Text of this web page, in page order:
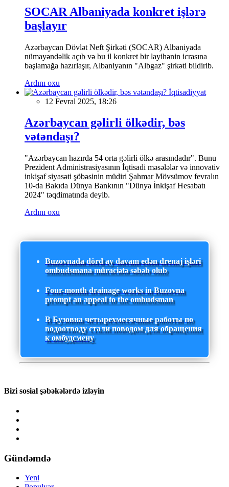
SOCAR Albaniyada konkret işlərə
başlayır
Azərbaycan Dövlət Neft Şirkəti (SOCAR) Albaniyada
nümayəndəlik açıb və bu il konkret bir layihənin icrasına
başlamağa hazırlaşır, Albaniyanın "Albgaz" şirkəti bildirib.
Ardını oxu
İqtisadiyyat
12 Fevral 2025, 18:26
Azərbaycan gəlirli ölkədir, bəs
vətəndaşı?
"Azərbaycan hazırda 54 orta gəlirli ölkə arasındadır". Bunu
Prezident Administrasiyasının İqtisadi məsələlər və innovativ
inkişaf siyasəti şöbəsinin müdiri Şahmar Mövsümov fevralın
10-da Bakıda Dünya Bankının "Dünya İnkişaf Hesabatı
2024" təqdimatında deyib.
Ardını oxu
Buzovnada dörd ay davam edən drenaj işləri
ombudsmana müraciətə səbəb olub
Four-month drainage works in Buzovna
prompt an appeal to the ombudsman
В Бузовна четырехмесячные работы по
водоотводу стали поводом для обращения
к омбудсмену
Bizi sosial şəbəkələrdə izləyin
Gündəmdə
Yeni